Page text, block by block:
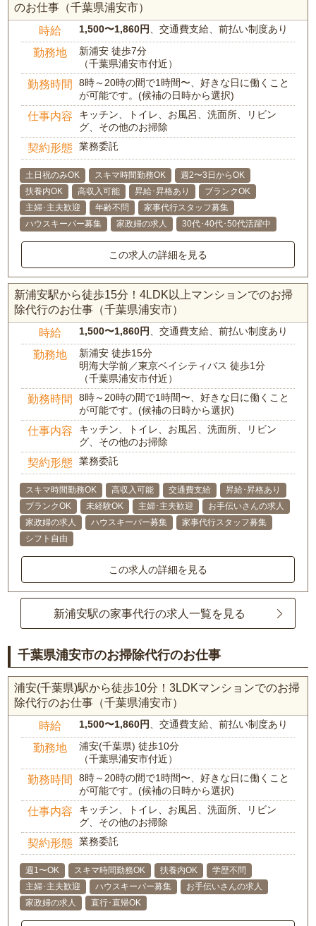
のお仕事（千葉県浦安市）
時給 1,500〜1,860円、交通費支給、前払い制度あり
勤務地
新浦安 徒歩7分
（千葉県浦安市付近）
勤務時間
8時～20時の間で1時間〜、好きな日に働くこと
が可能です。(候補の日時から選択)
仕事内容
キッチン、トイレ、お風呂、洗面所、リビン
グ、その他のお掃除
契約形態 業務委託
土日祝のみOK スキマ時間勤務OK
週2〜3日からOK
扶養内OK
高収入可能 昇給･昇格あり
ブランクOK
主婦･主夫歓迎
年齢不問
家事代行スタッフ募集
ハウスキーパー募集
家政婦の求人 30代･40代･50代活躍中
この求人の詳細を見る
新浦安駅から徒歩15分！4LDK以上マンションでのお掃
除代行のお仕事（千葉県浦安市）
時給 1,500〜1,860円、交通費支給、前払い制度あり
勤務地
新浦安 徒歩15分
明海大学前／東京ベイシティバス 徒歩1分
（千葉県浦安市付近）
勤務時間
8時～20時の間で1時間〜、好きな日に働くこと
が可能です。(候補の日時から選択)
仕事内容
キッチン、トイレ、お風呂、洗面所、リビン
グ、その他のお掃除
契約形態 業務委託
スキマ時間勤務OK 高収入可能 交通費支給
昇給･昇格あり
ブランクOK
未経験OK 主婦･主夫歓迎
お手伝いさんの求人
家政婦の求人
ハウスキーパー募集
家事代行スタッフ募集
シフト自由
この求人の詳細を見る
新浦安駅の家事代行の求人一覧を見る
千葉県浦安市のお掃除代行のお仕事
浦安(千葉県)駅から徒歩10分！3LDKマンションでのお掃
除代行のお仕事（千葉県浦安市）
時給 1,500〜1,860円 、交通費支給、前払い制度あり
勤務地
浦安(千葉県) 徒歩10分
（千葉県浦安市付近）
勤務時間
8時～20時の間で1時間〜、好きな日に働くこと
が可能です。(候補の日時から選択)
仕事内容
キッチン、トイレ、お風呂、洗面所、リビン
グ、その他のお掃除
契約形態 業務委託
週1〜OK スキマ時間勤務OK 扶養内OK
学歴不問
主婦･主夫歓迎
ハウスキーパー募集
お手伝いさんの求人
家政婦の求人
直行･直帰OK